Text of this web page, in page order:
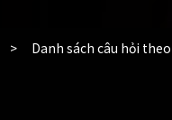
Danh sách câu hỏi